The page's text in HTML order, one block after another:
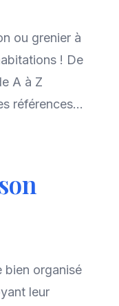
ou grenier à
! De
A à Z
références...
bien organisé
leur